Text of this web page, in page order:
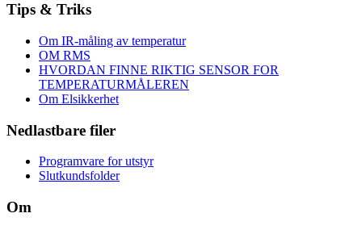
Tips & Triks
Om IR-måling av temperatur
OM RMS
HVORDAN FINNE RIKTIG SENSOR FOR
TEMPERATURMÅLEREN
Om Elsikkerhet
Nedlastbare filer
Programvare for utstyr
Slutkundsfolder
Om